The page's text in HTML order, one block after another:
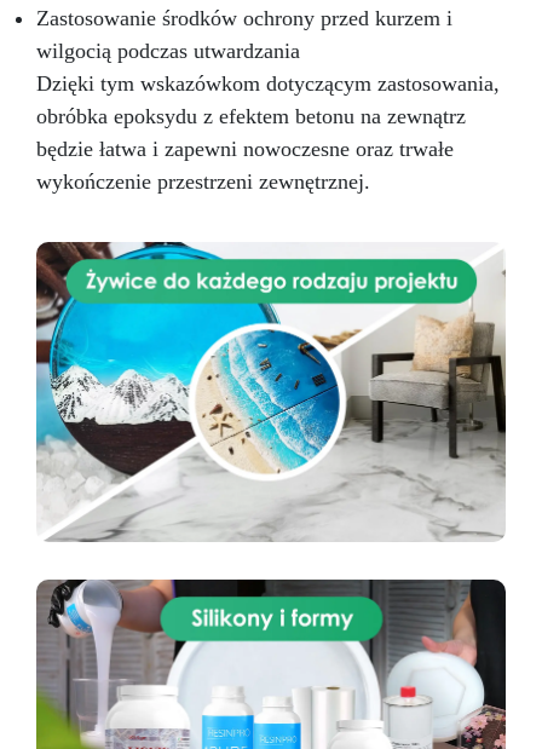
Zastosowanie środków ochrony przed kurzem i
wilgocią podczas utwardzania
Dzięki tym wskazówkom dotyczącym zastosowania,
obróbka epoksydu z efektem betonu na zewnątrz
będzie łatwa i zapewni nowoczesne oraz trwałe
wykończenie przestrzeni zewnętrznej.